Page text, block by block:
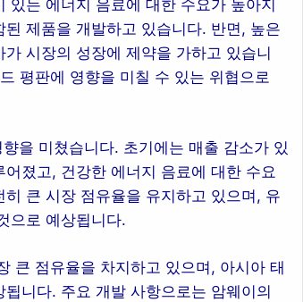
있는 에너지 음료에 대한 수요가 높아지
제품을 개발하고 있습니다. 반면, 높은
시장의 성장에 제약을 가하고 있습니
평판에 영향을 미칠 수 있는 위협으로
을 미쳤습니다. 초기에는 매출 감소가 있
졌고, 건강한 에너지 음료에 대한 수요
큰 시장 점유율을 유지하고 있으며, 유
으로 예상됩니다.
큰 점유율을 차지하고 있으며, 아시아 태
니다. 주요 개발 사항으로는 암웨이의